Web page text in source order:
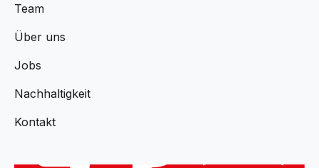
Team
Über uns
Jobs
Nachhaltigkeit
Kontakt